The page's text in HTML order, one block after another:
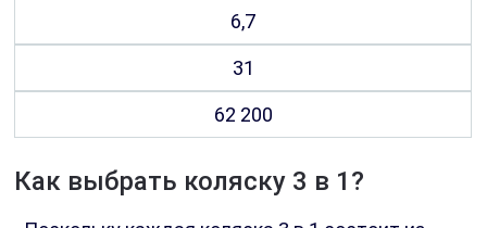
6,7
31
62 200
Как выбрать коляску 3 в 1?